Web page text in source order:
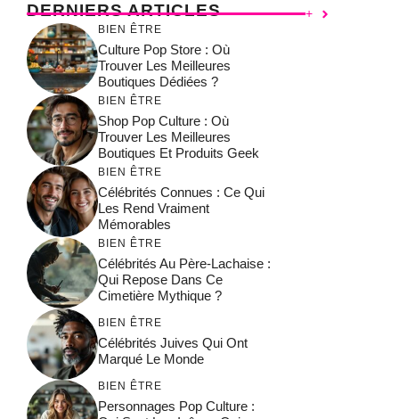
DERNIERS ARTICLES +
BIEN ÊTRE
Culture Pop Store : Où
Trouver Les Meilleures
Boutiques Dédiées ?
BIEN ÊTRE
Shop Pop Culture : Où
Trouver Les Meilleures
Boutiques Et Produits Geek
BIEN ÊTRE
Célébrités Connues : Ce Qui
Les Rend Vraiment
Mémorables
BIEN ÊTRE
Célébrités Au Père-Lachaise :
Qui Repose Dans Ce
Cimetière Mythique ?
BIEN ÊTRE
Célébrités Juives Qui Ont
Marqué Le Monde
BIEN ÊTRE
Personnages Pop Culture :